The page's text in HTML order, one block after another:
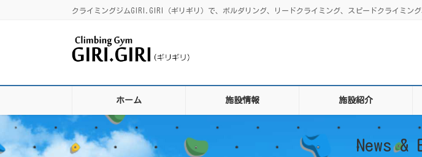
クライミングジムGIRI.GIRI（ギリギリ）で、ボルダリング、リードクライミング、スピードクライミン
ホーム 施設情報 施設紹介
News &